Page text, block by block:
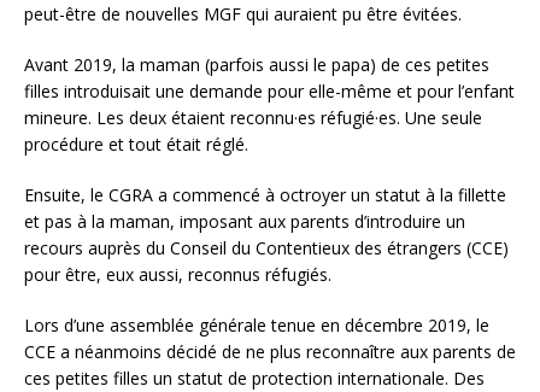
peut-être de nouvelles MGF qui auraient pu être évitées.
Avant 2019, la maman (parfois aussi le papa) de ces petites
filles introduisait une demande pour elle-même et pour l’enfant
mineure. Les deux étaient reconnu·es réfugié·es. Une seule
procédure et tout était réglé.
Ensuite, le CGRA a commencé à octroyer un statut à la fillette
et pas à la maman, imposant aux parents d’introduire un
recours auprès du Conseil du Contentieux des étrangers (CCE)
pour être, eux aussi, reconnus réfugiés.
Lors d’une assemblée générale tenue en décembre 2019, le
CCE a néanmoins décidé de ne plus reconnaître aux parents de
ces petites filles un statut de protection internationale. Des